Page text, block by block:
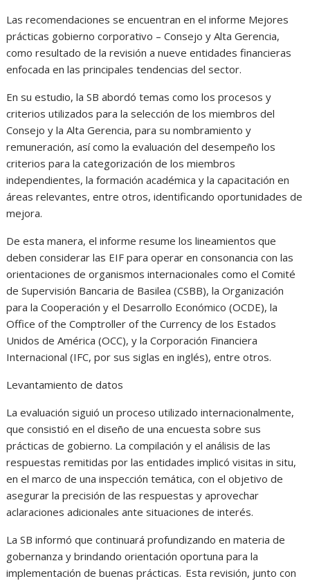
Las recomendaciones se encuentran en el informe Mejores
prácticas gobierno corporativo – Consejo y Alta Gerencia,
como resultado de la revisión a nueve entidades financieras
enfocada en las principales tendencias del sector.
En su estudio, la SB abordó temas como los procesos y
criterios utilizados para la selección de los miembros del
Consejo y la Alta Gerencia, para su nombramiento y
remuneración, así como la evaluación del desempeño los
criterios para la categorización de los miembros
independientes, la formación académica y la capacitación en
áreas relevantes, entre otros, identificando oportunidades de
mejora.
De esta manera, el informe resume los lineamientos que
deben considerar las EIF para operar en consonancia con las
orientaciones de organismos internacionales como el Comité
de Supervisión Bancaria de Basilea (CSBB), la Organización
para la Cooperación y el Desarrollo Económico (OCDE), la
Office of the Comptroller of the Currency de los Estados
Unidos de América (OCC), y la Corporación Financiera
Internacional (IFC, por sus siglas en inglés), entre otros.
Levantamiento de datos
La evaluación siguió un proceso utilizado internacionalmente,
que consistió en el diseño de una encuesta sobre sus
prácticas de gobierno. La compilación y el análisis de las
respuestas remitidas por las entidades implicó visitas in situ,
en el marco de una inspección temática, con el objetivo de
asegurar la precisión de las respuestas y aprovechar
aclaraciones adicionales ante situaciones de interés.
La SB informó que continuará profundizando en materia de
gobernanza y brindando orientación oportuna para la
implementación de buenas prácticas. Esta revisión, junto con